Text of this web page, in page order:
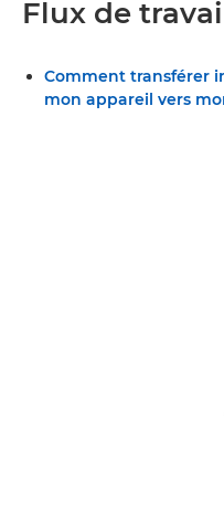
Flux de
Comment transférer
mon appareil vers